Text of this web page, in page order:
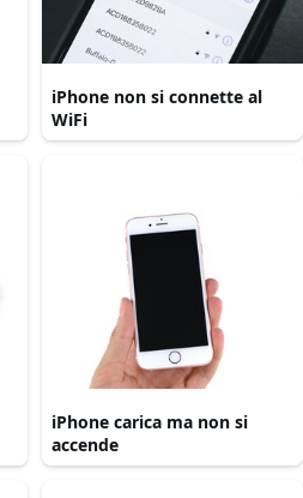
iPhone non si connette al
WiFi
iPhone carica ma non si
accende